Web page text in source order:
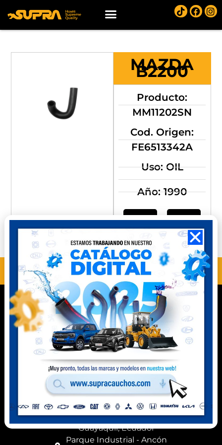
MAZDA
B2200
Producto:
MM11202SN
Cod. Origen:
FE6513342A
Uso: OIL
Año: 1990
Compra
Perú
Compra
Ecuador
ANTERIOR
MM11201
SIGUIENTE
MM11403SN
Contacto
Celular Perú
(+51) 941 541 444
Celular Ecuador
(+593) 99 078 6063
Ubicación
Km 8,5 vía a Daule
Guayaquil, Ecuador
Parque Industrial - Ancón